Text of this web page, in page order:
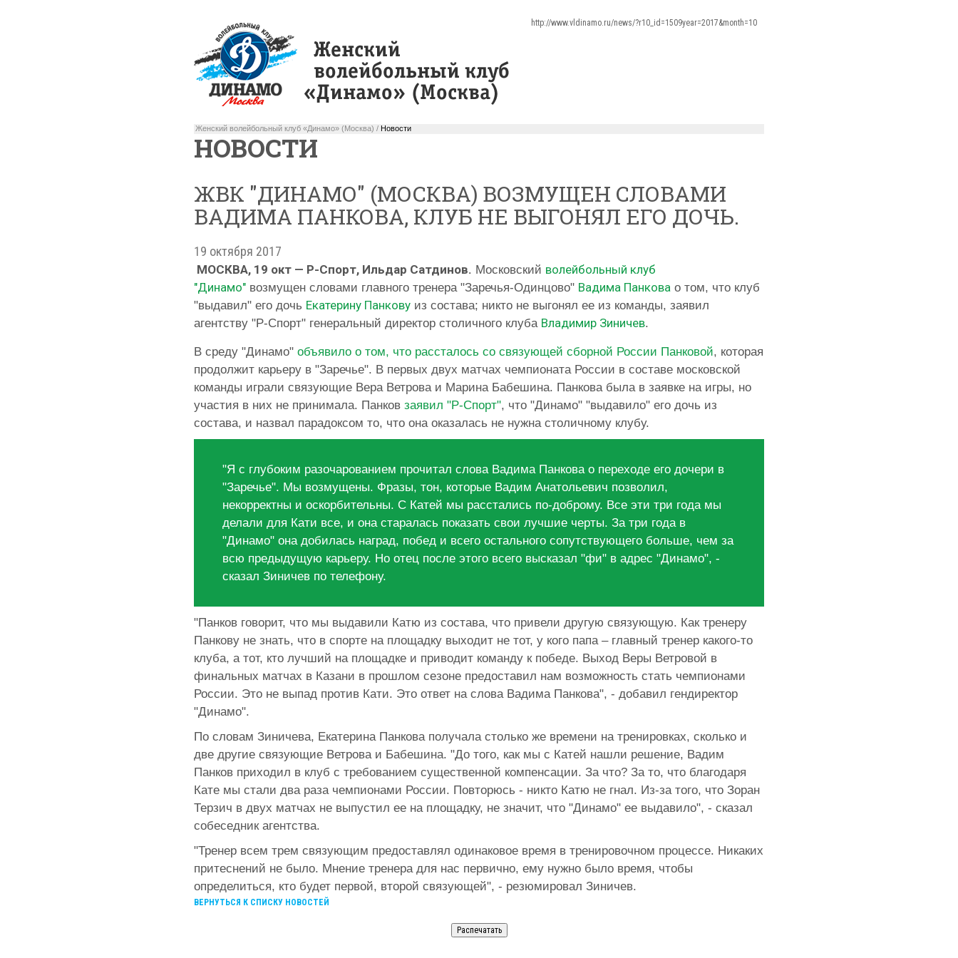
http://www.vldinamo.ru/news/?r10_id=1509year=2017&month=10
Женский волейбольный клуб «Динамо» (Москва) / Новости
НОВОСТИ
ЖВК "ДИНАМО" (МОСКВА) ВОЗМУЩЕН СЛОВАМИ
ВАДИМА ПАНКОВА, КЛУБ НЕ ВЫГОНЯЛ ЕГО ДОЧЬ.
19 октября 2017
МОСКВА, 19 окт — Р-Спорт, Ильдар Сатдинов. Московский волейбольный клуб
"Динамо" возмущен словами главного тренера "Заречья-Одинцово" Вадима Панкова о том, что клуб
"выдавил" его дочь Екатерину Панкову из состава; никто не выгонял ее из команды, заявил
агентству "Р-Спорт" генеральный директор столичного клуба Владимир Зиничев.
В среду "Динамо" объявило о том, что рассталось со связующей сборной России Панковой, которая
продолжит карьеру в "Заречье". В первых двух матчах чемпионата России в составе московской
команды играли связующие Вера Ветрова и Марина Бабешина. Панкова была в заявке на игры, но
участия в них не принимала. Панков заявил "Р-Спорт", что "Динамо" "выдавило" его дочь из
состава, и назвал парадоксом то, что она оказалась не нужна столичному клубу.
"Я с глубоким разочарованием прочитал слова Вадима Панкова о переходе его дочери в
"Заречье". Мы возмущены. Фразы, тон, которые Вадим Анатольевич позволил,
некорректны и оскорбительны. С Катей мы расстались по-доброму. Все эти три года мы
делали для Кати все, и она старалась показать свои лучшие черты. За три года в
"Динамо" она добилась наград, побед и всего остального сопутствующего больше, чем за
всю предыдущую карьеру. Но отец после этого всего высказал "фи" в адрес "Динамо", -
сказал Зиничев по телефону.
"Панков говорит, что мы выдавили Катю из состава, что привели другую связующую. Как тренеру
Панкову не знать, что в спорте на площадку выходит не тот, у кого папа – главный тренер какого-то
клуба, а тот, кто лучший на площадке и приводит команду к победе. Выход Веры Ветровой в
финальных матчах в Казани в прошлом сезоне предоставил нам возможность стать чемпионами
России. Это не выпад против Кати. Это ответ на слова Вадима Панкова", - добавил гендиректор
"Динамо".
По словам Зиничева, Екатерина Панкова получала столько же времени на тренировках, сколько и
две другие связующие Ветрова и Бабешина. "До того, как мы с Катей нашли решение, Вадим
Панков приходил в клуб с требованием существенной компенсации. За что? За то, что благодаря
Кате мы стали два раза чемпионами России. Повторюсь - никто Катю не гнал. Из-за того, что Зоран
Терзич в двух матчах не выпустил ее на площадку, не значит, что "Динамо" ее выдавило", - сказал
собеседник агентства.
"Тренер всем трем связующим предоставлял одинаковое время в тренировочном процессе. Никаких
притеснений не было. Мнение тренера для нас первично, ему нужно было время, чтобы
определиться, кто будет первой, второй связующей", - резюмировал Зиничев.
ВЕРНУТЬСЯ К СПИСКУ НОВОСТЕЙ